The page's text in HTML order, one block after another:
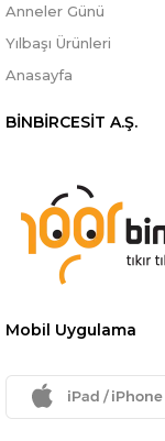
Anneler Günü
Yılbaşı Ürünleri
Anasayfa
BİNBİRCESİT A.Ş.
Mobil Uygulama